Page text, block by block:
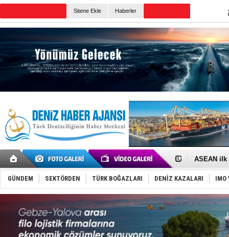
Sitene Ekle Haberler
D-Marin,
ASEAN ilk
TAYK -
İstanbul
Tersane
İngiliz
FESCO,
DESE,
GÜNDEM SEKTÖRDEN TÜRK BOĞAZLARI DENİZ KAZALARI IMO